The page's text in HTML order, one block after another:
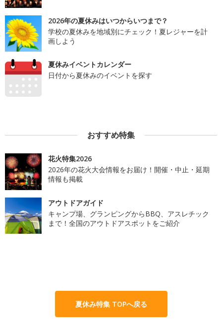
2026年の夏休みはいつからいつまで？
学校の夏休みを地域別にチェック！夏レジャーを計
画しよう
夏休みイベントカレンダー
日付から夏休みのイベントを探す
おすすめ特集
花火特集2026
2026年の花火大会情報をお届け！開催・中止・延期
情報も掲載
アウトドアガイド
キャンプ場、グランピングからBBQ、アスレチック
まで！全国のアウトドアスポットをご紹介
夏休み特集 TOPへ戻る